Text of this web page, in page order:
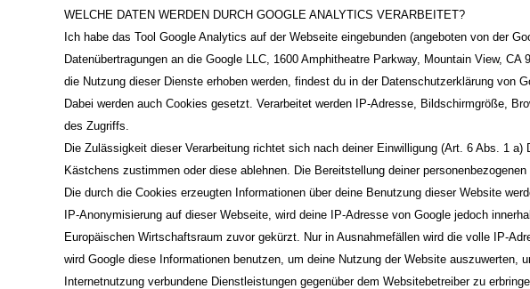
WELCHE DATEN WERDEN DURCH GOOGLE ANALYTICS VERARBEITET?
Ich habe das Tool Google Analytics auf der Webseite eingebunden (angeboten von der
Datenübertragungen an die Google LLC, 1600 Amphitheatre Parkway, Mountain View,
die Nutzung dieser Dienste erhoben werden, findest du in derDatenschutzerklärung von
Dabei werden auch Cookies gesetzt. Verarbeitet werden IP-Adresse, Bildschirmgröße,
des Zugriffs.
Die Zulässigkeit dieser Verarbeitung richtet sich nach deiner Einwilligung (Art. 6 Abs. 1
Kästchens zustimmen oder diese ablehnen. Die Bereitstellung deiner
Die durch die Cookies erzeugten Informationen über deine Benutzung dieser Website
IP-Anonymisierung auf dieser Webseite, wird deine IP-Adresse von Google jedoch
Europäischen Wirtschaftsraum zuvor gekürzt. Nur in Ausnahmefällen wird die volle IP-
wird Google diese Informationen benutzen, um deine Nutzung der Website
Internetnutzung verbundene Dienstleistungen gegenüber dem Websitebetreiber zu